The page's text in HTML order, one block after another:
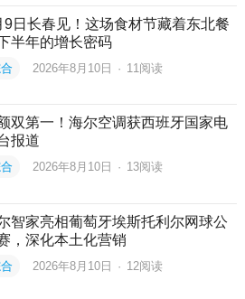
9日长春见！这场食材节藏着东北餐
半年的增长密码
2026年8月10日 · 11 阅读
双第一！海尔空调获西班牙国家电
报道
2026年8月10日 · 13阅读
智家亮相葡萄牙埃斯托利尔网球公
，深化本土化营销
2026年8月10日 · 12阅读